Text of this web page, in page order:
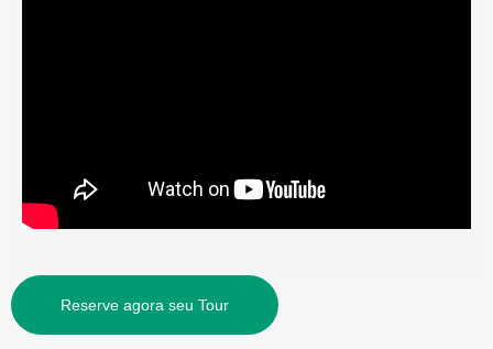
Reserve agora seu Tour